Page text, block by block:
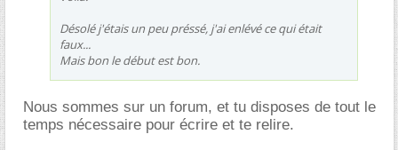
Désolé j'étais un peu préssé, j'ai enlévé ce qui était
faux...
Mais bon le début est bon.
Nous sommes sur un forum, et tu disposes de tout le
temps nécessaire pour écrire et te relire.